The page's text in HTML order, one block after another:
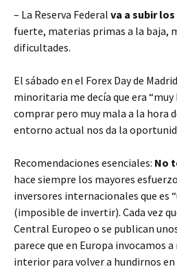
– La Reserva Federal va a subir
fuerte, materias primas a la baja,
dificultades.
El sábado en el Forex Day de
minoritaria me decía que era “muy
comprar pero muy mala a la hora
entorno actual nos da la
Recomendaciones esenciales: No
hace siempre los mayores
inversores internacionales que es
(imposible de invertir). Cada vez
Central Europeo o se publican
parece que en Europa invocamos
interior para volver a hundirnos